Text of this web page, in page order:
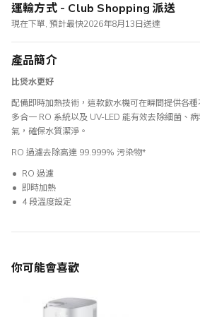
運輸方式 - Club Shopping 派送
現在下單, 預計最快2026年8月13日送達
產品簡介
比煲水更好
配備即時加熱技術，這款飲水機可在瞬間提供各
多合一 RO 系統以及 UV-LED 能有效去除細菌、
氣，確保水質潔淨。
RO 過濾去除高達 99.999% 污染物*
RO 過濾
即時加熱
4 段溫度設定
你可能會喜歡